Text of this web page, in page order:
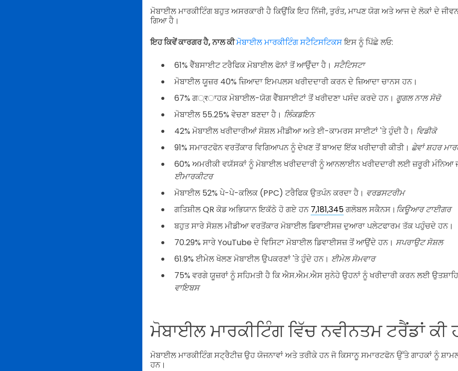
ਮੋਬਾਈਲ ਮਾਰਕੀਟਿੰਗ ਬਹੁਤ ਅਸਰਕਾਰੀ ਹੈ ਕਿਉਂਕਿ ਇਹ ਨਿੱਜੀ, ਤੁਰੰਤ, ਮਾਪਣ ਯੋਗ ਅਤੇ ਆਜ ਦੇ ਲੋਕਾਂ ਦੇ
ਗਿਆ ਹੈ।
ਇਹ ਕਿਵੇਂ ਕਾਰਗਰ ਹੈ, ਨਾਲ ਕੀਮੋਬਾਈਲ ਮਾਰਕੀਟਿੰਗ ਸਟੈਟਿਸਟਿਕਸਇਸ ਨੂੰ ਪਿੱਛੇ ਲਓ:
61% ਵੈੱਬਸਾਈਟ ਟਰੈਫਿਕ ਮੋਬਾਈਲ ਫੋਨਾਂ ਤੋਂ ਆਉੰਦਾ ਹੈ। ਸਟੈਟਿਸਟਾ
ਮੋਬਾਈਲ ਯੂਜ਼ਰ 40% ਜ਼ਿਆਦਾ ਇਮਪਲਸ ਖਰੀਦਦਾਰੀ ਕਰਨ ਦੇ ਜ਼ਿਆਦਾ ਚਾਨਸ ਹਨ।
67% ਗ्रਾਹਕ ਮੋਬਾਈਲ-ਯੋਗ ਵੈੱਬਸਾਈਟਾਂ ਤੋਂ ਖਰੀਦਣਾ ਪਸੰਦ ਕਰਦੇ ਹਨ। ਗੂਗਲ ਨਾਲ ਸੋਚੋ
ਮੋਬਾਈਲ 55.25% ਵੇਚਣਾ ਬਣਦਾ ਹੈ। ਲਿੰਕਡਇਨ
42% ਮੋਬਾਈਲ ਖਰੀਦਾਰੀਆਂ ਸੋਸ਼ਲ ਮੀਡੀਆ ਅਤੇ ਈ-ਕਾਮਰਸ ਸਾਈਟਾਂ 'ਤੇ ਹੁੰਦੀ ਹੈ। ਵਿਡੀਕੋ
91% ਸਮਾਰਟਫੋਨ ਵਰਤੋਂਕਾਰ ਵਿਗਿਆਪਨ ਨੂੰ ਦੇਖਣ ਤੋਂ ਬਾਅਦ ਇੱਕ ਖਰੀਦਾਰੀ ਕੀਤੀ। ਛੇਵਾਂ ਸ਼ਹਰ
60% ਅਮਰੀਕੀ ਵਯੱਸਕਾਂ ਨੂੰ ਮੋਬਾਈਲ ਖਰੀਦਦਾਰੀ ਨੂੰ ਆਨਲਾਈਨ ਖਰੀਦਦਾਰੀ ਲਈ ਜ਼ਰੂਰੀ ਮੰਨਿਆ
ਈਮਾਰਕੀਟਰ
ਮੋਬਾਈਲ 52% ਪੇ-ਪੇ-ਕਲਿਕ (PPC) ਟਰੈਫਿਕ ਉਤਪੰਨ ਕਰਦਾ ਹੈ। ਵਰਡਸਟਰੀਮ
ਗਤਿਸ਼ੀਲ QR ਕੋਡ ਅਭਿਯਾਨ ਇਕੱਠੇ ਹੋ ਗਏ ਹਨ7,181,345ਗਲੋਬਲ ਸਕੈਨਸ। ਕਿਊਆਰ ਟਾਈਗਰ
ਬਹੁਤ ਸਾਰੇ ਸੋਸ਼ਲ ਮੀਡੀਆ ਵਰਤੋਂਕਾਰ ਮੋਬਾਈਲ ਡਿਵਾਈਸਜ਼ ਦੁਆਰਾ ਪਲੇਟਫਾਰਮ ਤੱਕ ਪਹੁੰਚਦੇ ਹਨ।
70.29% ਸਾਰੇ YouTube ਦੇ ਵਿਸਿਟਾ ਮੋਬਾਈਲ ਡਿਵਾਈਸਜ਼ ਤੋਂ ਆਉਂਦੇ ਹਨ। ਸਪਰਾਉਟ ਸੋਸ਼ਲ
61.9% ਈਮੇਲ ਖੋਲਣ ਮੋਬਾਈਲ ਉਪਕਰਣਾਂ 'ਤੇ ਹੁੰਦੇ ਹਨ। ਈਮੇਲ ਸੋਮਵਾਰ
75% ਵਰਗੇ ਯੂਜ਼ਰਾਂ ਨੂੰ ਸਹਿਮਤੀ ਹੈ ਕਿ ਐਸ.ਐਮ.ਐਸ ਸੁਨੇਹੇ ਉਹਨਾਂ ਨੂੰ ਖਰੀਦਾਰੀ ਕਰਨ ਲਈ
ਵਾਇਬਸ
ਮੋਬਾਈਲ ਮਾਰਕੀਟਿੰਗ ਵਿੱਚ ਨਵੀਨਤਮ ਟਰੈਂਡਾਂ ਕੀ
ਮੋਬਾਈਲ ਮਾਰਕੀਟਿੰਗ ਸਟ੍ਰੈਟੀਜ਼ ਉਹ ਯੋਜਨਾਵਾਂ ਅਤੇ ਤਰੀਕੇ ਹਨ ਜੋ ਕਿਸਾਨੂ ਸਮਾਰਟਫੋਨ ਉੱਤੇ ਗਾਹਕਾਂ ਨੂੰ
ਹਨ।